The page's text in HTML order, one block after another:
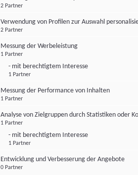
2 Partner
Verwendung von Profilen zur Auswahl
2 Partner
Messung der Werbeleistung
1 Partner
- mit berechtigtem Interesse
1 Partner
Messung der Performance von Inhalten
1 Partner
Analyse von Zielgruppen durch Statistiken oder
1 Partner
- mit berechtigtem Interesse
1 Partner
Entwicklung und Verbesserung der Angebote
0 Partner